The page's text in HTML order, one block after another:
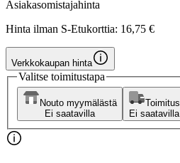
Asiakasomistajahinta
Hinta ilman S-Etukorttia: 16,75 €
Verkkokaupan hinta
Valitse toimitustapa
Nouto myymälästä
Ei saatavilla
Toimitus
Ei saatavilla